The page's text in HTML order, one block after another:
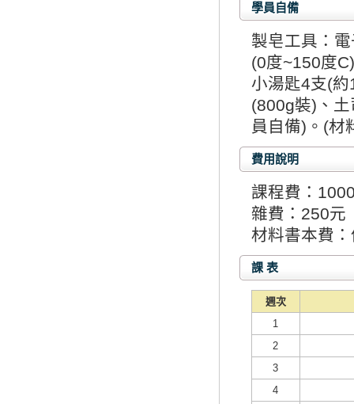
學員自備
製皂工具：
(0度~150度
小湯匙4支(
(800g裝)、
員自備)。(材
費用說明
課程費：
雜費：250元
材料書本費
課 表
週次
1
2
3
4